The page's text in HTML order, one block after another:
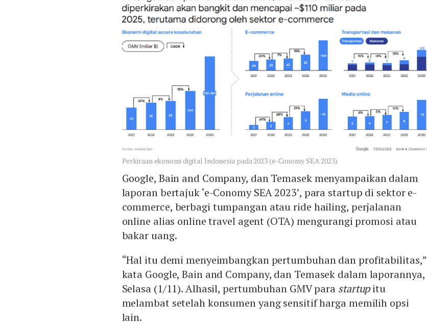
Perkiraan ekonomi digital Indonesia pada 2023 (e-Conomy SEA 2023)
Google, Bain and Company, dan Temasek menyampaikan dalam
laporan bertajuk ‘e-Conomy SEA 2023’, para startup di sektor e-
commerce, berbagi tumpangan atau ride hailing, perjalanan
online alias online travel agent (OTA) mengurangi promosi atau
bakar uang.
“Hal itu demi menyeimbangkan pertumbuhan dan profitabilitas,”
kata Google, Bain and Company, dan Temasek dalam laporannya,
Selasa (1/11). Alhasil, pertumbuhan GMV para startupitu
melambat setelah konsumen yang sensitif harga memilih opsi
lain.